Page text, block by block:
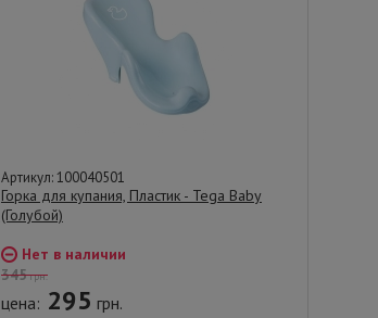
Артикул: 100040501
Горка для купания, Пластик - Tega Baby
(Голубой)
Нет в наличии
345грн.
цена: 295 грн.